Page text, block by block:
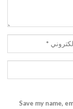
Save my name,